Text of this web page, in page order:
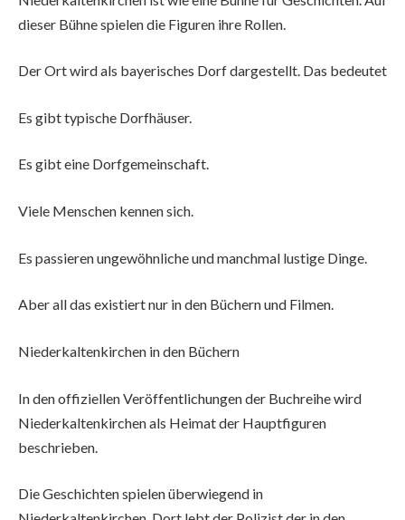
dieser Bühne spielen die Figuren ihre Rollen.
Der Ort wird als bayerisches Dorf dargestellt. Das bedeutet
Es gibt typische Dorfhäuser.
Es gibt eine Dorfgemeinschaft.
Viele Menschen kennen sich.
Es passieren ungewöhnliche und manchmal lustige Dinge.
Aber all das existiert nur in den Büchern und Filmen.
Niederkaltenkirchen in den Büchern
In den offiziellen Veröffentlichungen der Buchreihe wird
Niederkaltenkirchen als Heimat der Hauptfiguren
beschrieben.
Die Geschichten spielen überwiegend in